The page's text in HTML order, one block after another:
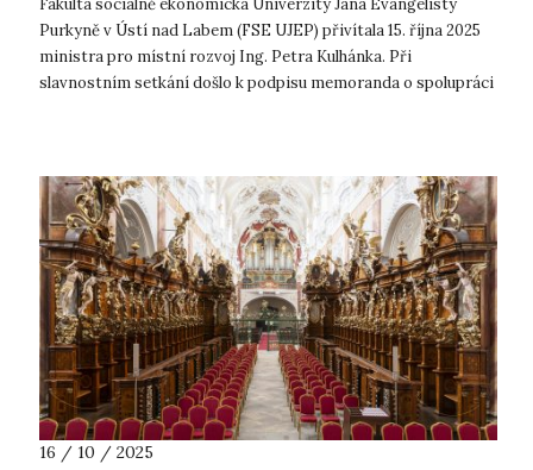
Fakulta sociálně ekonomická Univerzity Jana Evangelisty
Purkyně v Ústí nad Labem (FSE UJEP) přivítala 15. října 2025
ministra pro místní rozvoj Ing. Petra Kulhánka. Při
slavnostním setkání došlo k podpisu memoranda o spolupráci
16 / 10 / 2025